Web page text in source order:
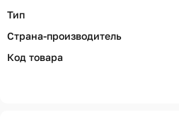
Тип
Страна-производитель
Код товара